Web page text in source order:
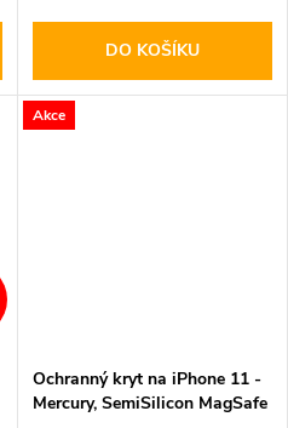
DO KOŠÍKU
Akce
Ochranný kryt na iPhone 11 -
Mercury, SemiSilicon MagSafe